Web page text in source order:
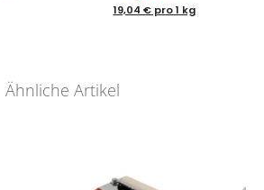
19,04 € pro 1 kg
Ähnliche Artikel